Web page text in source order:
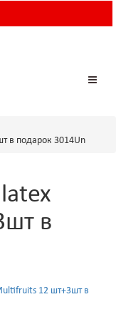
в подарок 3014Un
в